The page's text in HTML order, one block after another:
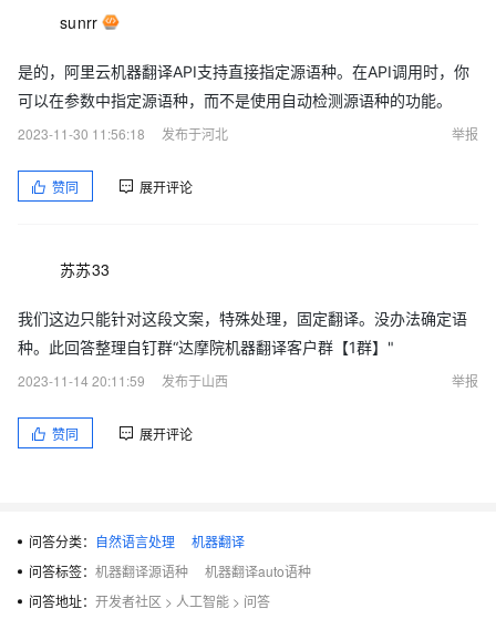
sunrr
是的，阿里云机器翻译API支持直接指定源语种。在API调用时，你
可以在参数中指定源语种，而不是使用自动检测源语种的功能。
2023-11-30 11:56:18
发布于河北 举报
赞同 展开评论
苏苏33
我们这边只能针对这段文案，特殊处理，固定翻译。没办法确定语
种。此回答整理自钉群“达摩院机器翻译客户群【1群】"
2023-11-14 20:11:59
发布于山西 举报
赞同 展开评论
问答分类： 自然语言处理
机器翻译
问答标签： 机器翻译源语种
机器翻译auto语种
问答地址： 开发者社区 > 人工智能 > 问答